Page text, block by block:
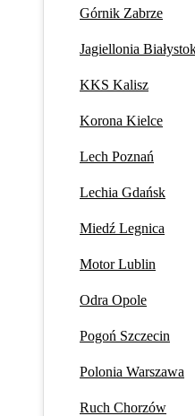
Górnik Zabrze
Jagiellonia
KKS Kalisz
Korona Kielce
Lech Poznań
Lechia Gdańsk
Miedź Legnica
Motor Lublin
Odra Opole
Pogoń Szczecin
Polonia Warszawa
Ruch Chorzów